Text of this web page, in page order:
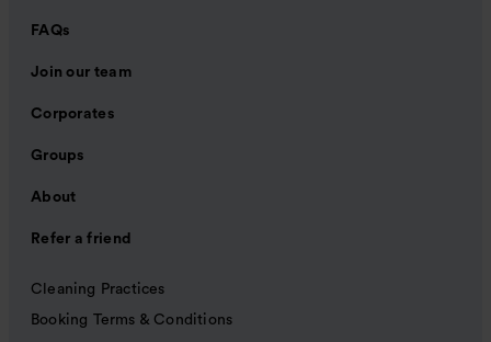
FAQs
Join our team
Corporates
Groups
About
Refer a friend
Cleaning Practices
Booking Terms & Conditions